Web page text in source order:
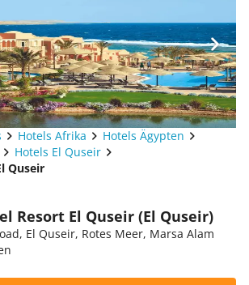
Hotels Afrika
Hotels Ägypten
Hotels El Quseir
Quseir
Resort El Quseir (El Quseir)
El Quseir, Rotes Meer, Marsa Alam